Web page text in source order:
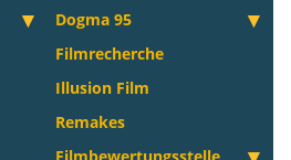
Dogma 95
Filmrecherche
Illusion Film
Remakes